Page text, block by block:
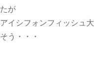
が
イシフォンフィッシュ大
う・・・